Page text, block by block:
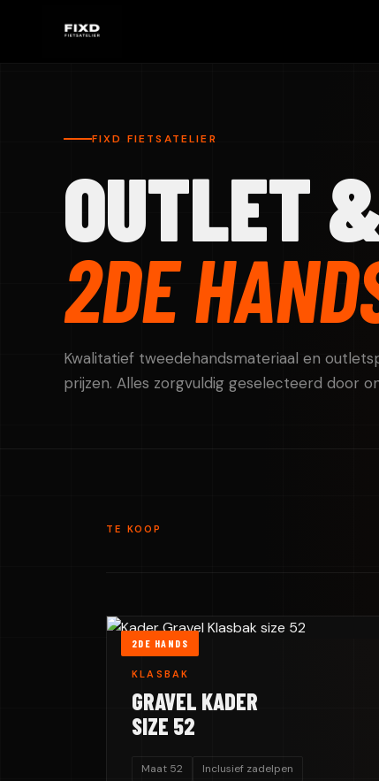
FIXD FIETSATELIER
OUTLET
2DE
Kwalitatief tweedehandsmateriaal en
prijzen. Alles zorgvuldig geselecteerd door
TE KOOP
2DE HANDS
KLASBAK
GRAVEL KADER
SIZE 52
Maat 52
Inclusief zadelpen